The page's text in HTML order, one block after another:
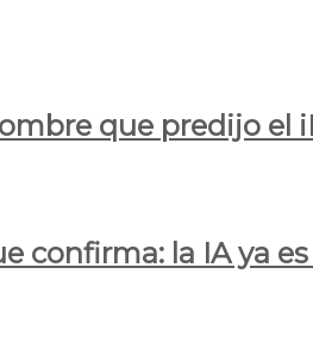
que predijo
confirma: la IA ya